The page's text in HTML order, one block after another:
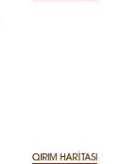
QIRIM HARİTASI